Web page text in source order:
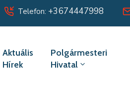
Telefon: +3674447998
Aktuális
Hírek
Polgármesteri
Hivatal